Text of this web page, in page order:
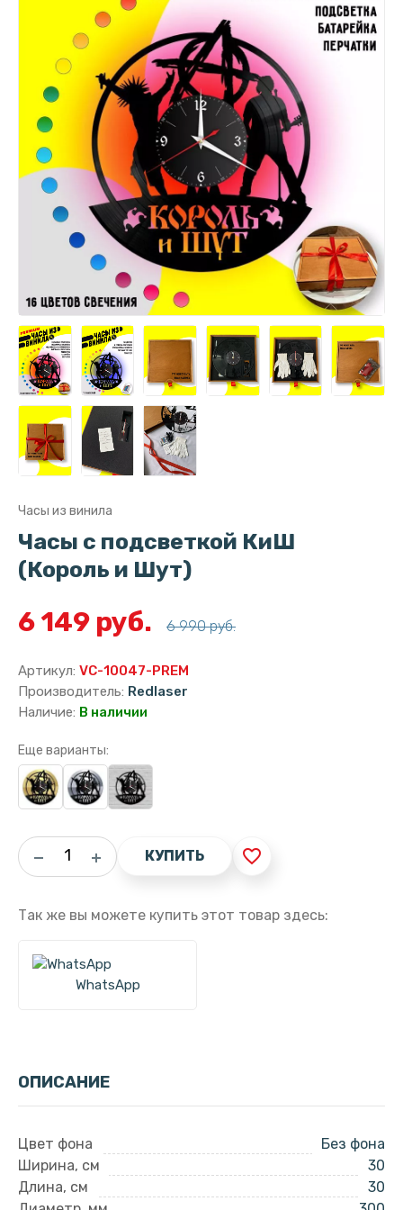
Часы из винила
Часы с подсветкой КиШ
(Король и Шут)
6 149 руб. 6 990 руб.
Артикул: VC-10047-PREM
Производитель: Redlaser
Наличие: В наличии
Еще варианты:
КУПИТЬ favorite_border
Так же вы можете купить этот товар здесь:
WhatsApp
ОПИСАНИЕ
Цвет фона
Без фона
Ширина, см
30
Длина, см
30